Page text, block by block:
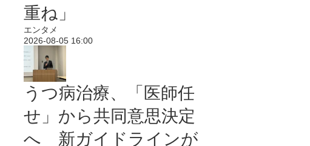
重ね」
エンタメ
2026-08-05 16:00
うつ病治療、「医師任
せ」から共同意思決定
へ 新ガイドラインが